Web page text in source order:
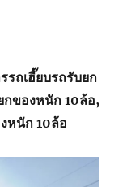
รถเฮี๊ยบรถรับยก
กของหนัก 10ล้อ,
หนัก 10ล้อ